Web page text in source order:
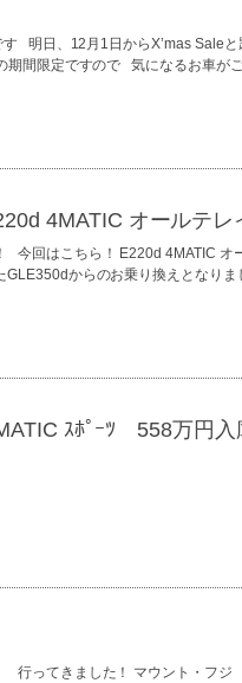
明日、12月1日からX’mas Sale
間限定ですので 気になるお車が
4MATIC オールテ
今回はこちら！ E220d 4MATIC
GLE350dからのお乗り換えとなり
ｽﾎﾟｰﾂ 558万円入
行ってきました！ マウント・フ